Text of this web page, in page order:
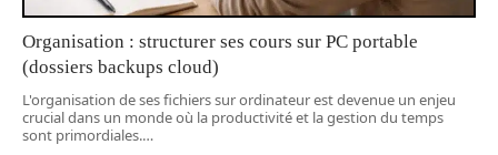
Organisation : structurer ses cours sur PC portable
(dossiers backups cloud)
L'organisation de ses fichiers sur ordinateur est devenue un enjeu
crucial dans un monde où la productivité et la gestion du temps
sont primordiales.…